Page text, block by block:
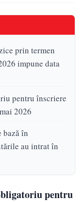
prin termen
impune data
pentru înscriere
2026
în
au intrat în
pentru